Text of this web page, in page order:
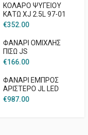
ΚΟΛΑΡΟ ΨΥΓΕΙΟΥ
ΚΑΤΩ XJ 2.5L 97-01
€352.00
ΦΑΝΑΡΙ ΟΜΙΧΛΗΣ
ΠΙΣΩ JS
€166.00
ΦΑΝΑΡΙ ΕΜΠΡΟΣ
ΑΡΙΣΤΕΡΟ JL LED
€987.00